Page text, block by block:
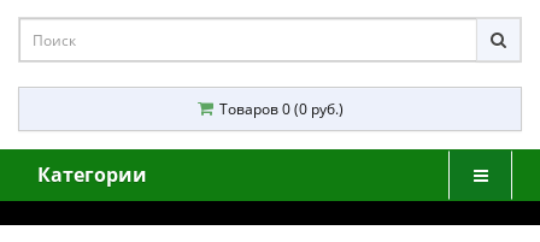
Товаров 0 (0 руб.)
Категории